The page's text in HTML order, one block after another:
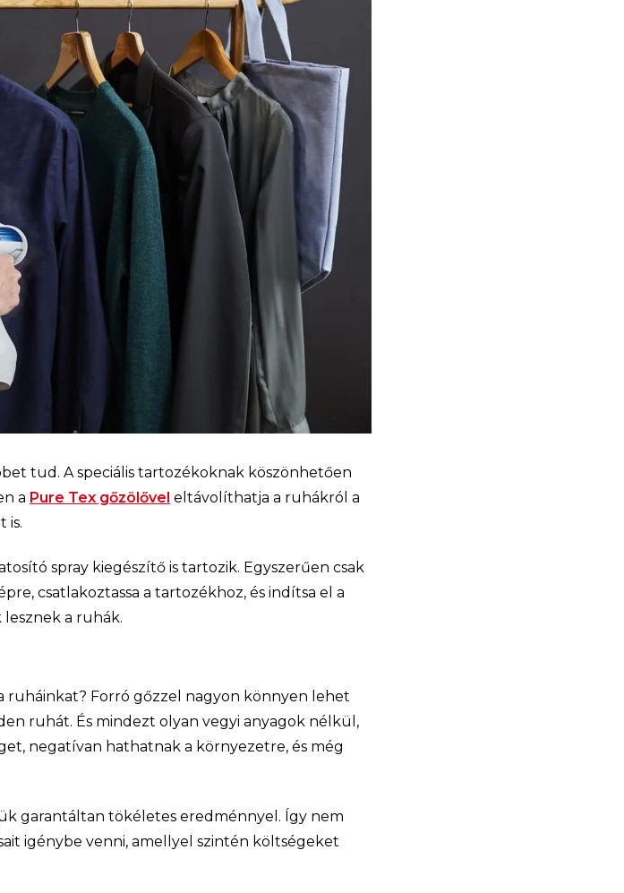
tud. A speciális tartozékoknak köszönhetően
a Pure Tex gőzölővel eltávolíthatja a ruhákról a
is.
spray kiegészítő is tartozik. Egyszerűen csak
csatlakoztassa a tartozékhoz, és indítsa el a
a ruhák.
ruháinkat? Forró gőzzel nagyon könnyen lehet
ruhát. És mindezt olyan vegyi anyagok nélkül,
negatívan hathatnak a környezetre, és még
garantáltan tökéletes eredménnyel. Így nem
igénybe venni, amellyel szintén költségeket